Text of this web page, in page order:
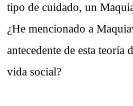
tipo de cuidado, un
¿He mencionado a
antecedente de esta teoría
vida social?